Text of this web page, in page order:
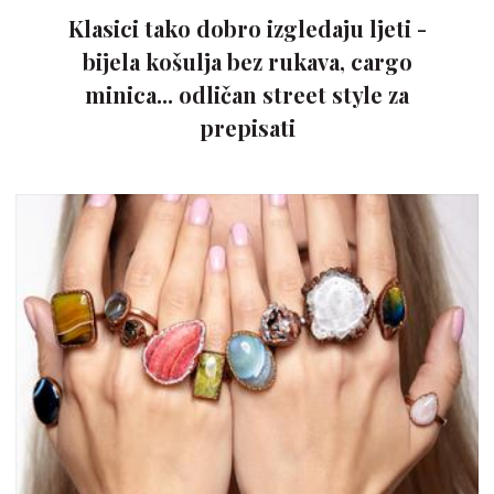
Klasici tako dobro izgledaju ljeti -
bijela košulja bez rukava, cargo
minica... odličan street style za
prepisati